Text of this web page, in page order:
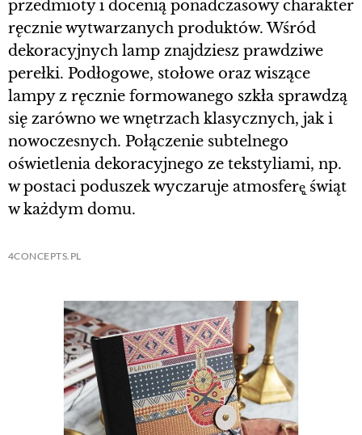
przedmioty i docenią ponadczasowy charakter
ręcznie wytwarzanych produktów. Wśród
dekoracyjnych lamp znajdziesz prawdziwe
perełki. Podłogowe, stołowe oraz wiszące
lampy z ręcznie formowanego szkła sprawdzą
się zarówno we wnętrzach klasycznych, jak i
nowoczesnych. Połączenie subtelnego
oświetlenia dekoracyjnego ze tekstyliami, np.
w postaci poduszek wyczaruje atmosferę̨ świąt
w każdym domu.
4CONCEPTS.PL